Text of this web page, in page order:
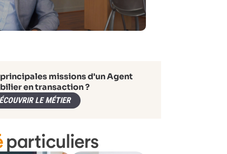
missions d'un Agent
en transaction ?
LE MÉTIER